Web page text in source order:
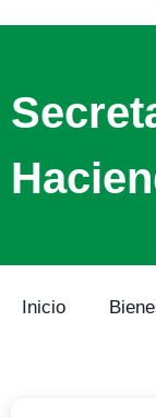
Inicio